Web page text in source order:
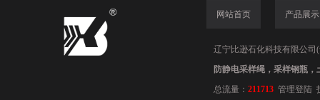
网站首页 产品展示
辽宁比逊石化科技有限公司
防静电采样绳，采样钢瓶
总流量： 211713 管理登陆